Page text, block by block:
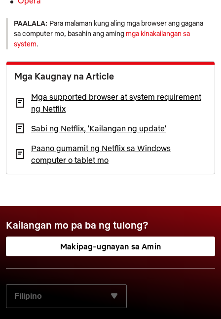
PAALALA: Para malaman kung aling mga browser ang gagana
sa computer mo, basahin ang aming mga kinakailangan sa
system.
Mga Kaugnay na Article
Mga supported browser at system requirement
ng Netflix
Sabi ng Netflix, 'Kailangan ng update'
Paano gumamit ng Netflix sa Windows
computer o tablet mo
Kailangan mo pa ba ng tulong?
Makipag-ugnayan sa Amin
PILIIN ANG GUSTO MONG WIKA: